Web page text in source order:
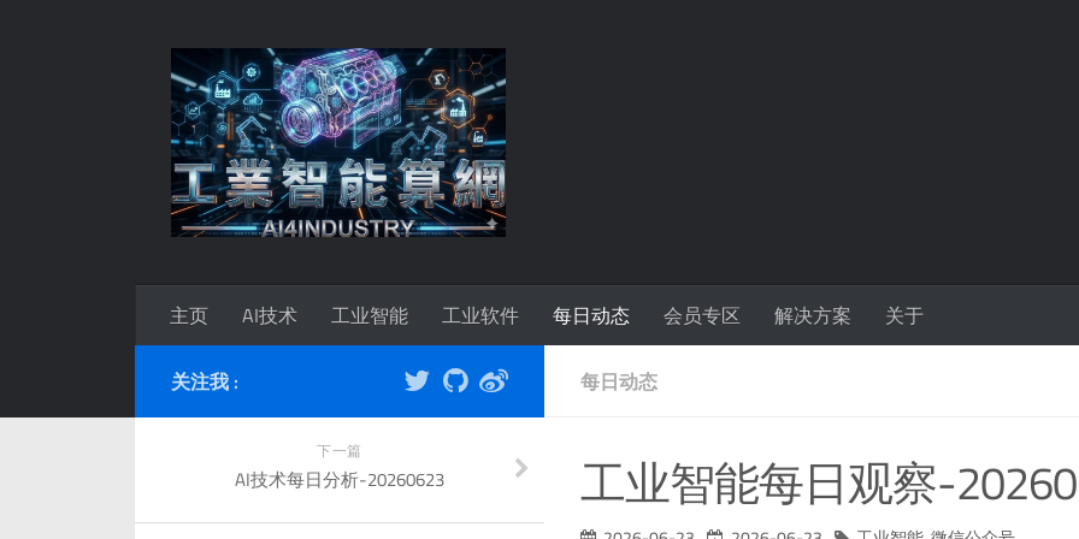
主页 AI技术 工业智能 工业软件 每日动态 会员专区 解决方案 关于
每日动态
工业智能每日观察-
关注我 :
下一篇
AI技术每日分析-20260623